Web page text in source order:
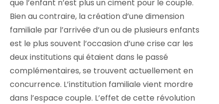
que l’enfant n’est plus un ciment pour le couple.
Bien au contraire, la création d’une dimension
familiale par l’arrivée d’un ou de plusieurs enfants
est le plus souvent l’occasion d’une crise car les
deux institutions qui étaient dans le passé
complémentaires, se trouvent actuellement en
concurrence. L’institution familiale vient mordre
dans l’espace couple. L’effet de cette révolution